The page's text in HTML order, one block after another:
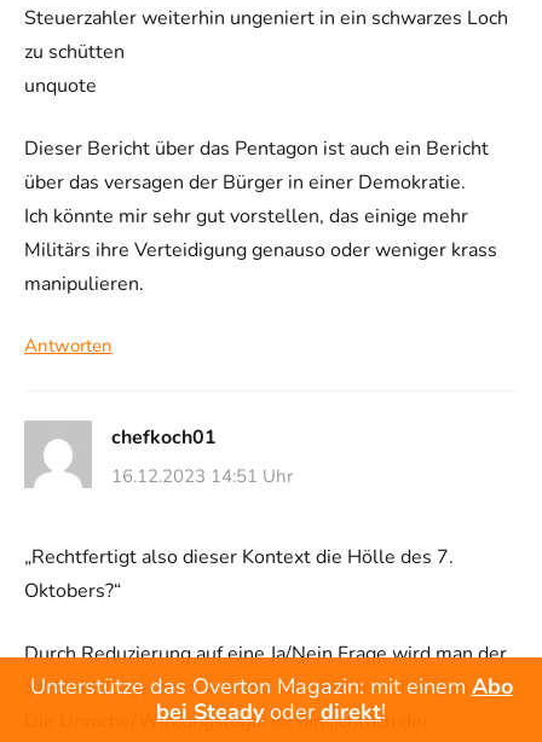
Steuerzahler weiterhin ungeniert in ein schwarzes Loch
zu schütten
unquote
Dieser Bericht über das Pentagon ist auch ein Bericht
über das versagen der Bürger in einer Demokratie.
Ich könnte mir sehr gut vorstellen, das einige mehr
Militärs ihre Verteidigung genauso oder weniger krass
manipulieren.
Antworten
chefkoch01
16.12.2023 14:51 Uhr
„Rechtfertigt also dieser Kontext die Hölle des 7.
Oktobers?“
Durch Reduzierung auf eine Ja/Nein Frage wird man der
Sache nicht gerecht, was die Tat nicht rechtfertigen soll.
Die Ursache/Wirkungslogik ist hinsichtlich der
Unterstütze das Overton Magazin: mit einem Abo
bei Steady oderdirekt!